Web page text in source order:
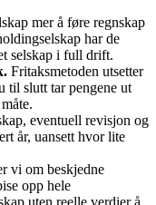
mer å føre regnskap
har de
selskap i full drift.
Fritaksmetoden utsetter
til slutt tar pengene ut
eventuell revisjon og
år, uansett hvor lite
vi om beskjedne
opp hele
uten reelle verdier å